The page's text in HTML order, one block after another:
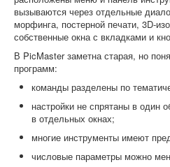
вызываются через отдельные
морфинга, постерной печати, 3D-
собственные окна с вкладками и
В PicMaster заметна старая, но
программ:
команды разделены по
настройки не спрятаны в один
в отдельных окнах;
многие инструменты имеют
числовые параметры можно